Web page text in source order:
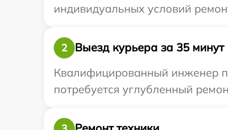
индивидуальных условий
2
Выезд курьера за 35 минут
Квалифицированный инженер
потребуется углубленный